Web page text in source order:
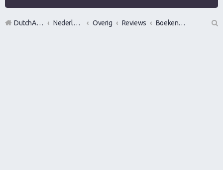
DutchAttraction.nl Nederlands grootste Dutch Attraction, Lifestyle, Vrouwen versieren en Pick-Up (PUA) Forum Overig Reviews
Boeken over vrouwen versieren, pick up of lifestyle